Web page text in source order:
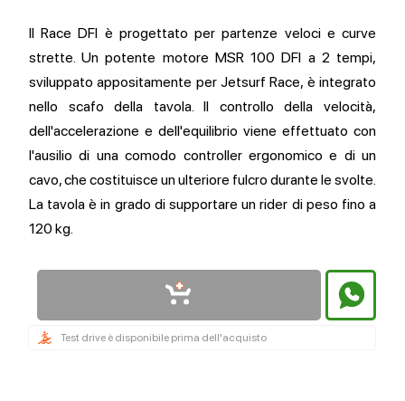
Il Race DFI è progettato per partenze veloci e curve
strette. Un potente motore MSR 100 DFI a 2 tempi,
sviluppato appositamente per Jetsurf Race, è integrato
nello scafo della tavola. Il controllo della velocità,
dell'accelerazione e dell'equilibrio viene effettuato con
l'ausilio di una comodo controller ergonomico e di un
cavo, che costituisce un ulteriore fulcro durante le svolte.
La tavola è in grado di supportare un rider di peso fino a
120 kg.
Test drive è disponibile prima dell'acquisto